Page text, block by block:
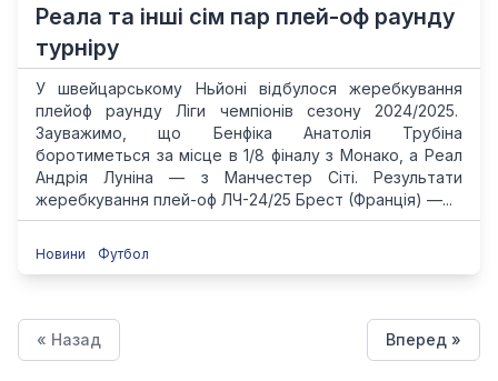
Реала та інші сім пар плей-оф раунду
турніру
У швейцарському Ньйоні відбулося жеребкування
плейоф раунду Ліги чемпіонів сезону 2024/2025.
Зауважимо, що Бенфіка Анатолія Трубіна
боротиметься за місце в 1/8 фіналу з Монако, а Реал
Андрія Луніна — з Манчестер Сіті. Результати
жеребкування плей-оф ЛЧ-24/25 Брест (Франція) —...
Новини Футбол
« Назад Вперед »